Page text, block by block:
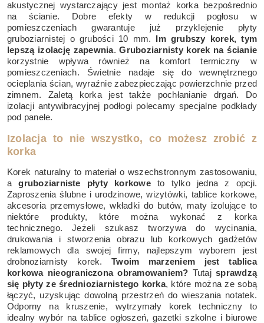
akustycznej wystarczający jest montaż korka bezpośrednio
na ścianie. Dobre efekty w redukcji pogłosu w
pomieszczeniach gwarantuje już przyklejenie płyty
gruboziarnistej o grubości 10 mm.
Im grubszy korek, tym
lepszą izolację zapewnia.Gruboziarnisty korek na ścianie
korzystnie wpływa również na komfort termiczny w
pomieszczeniach. Świetnie nadaje się do wewnętrznego
ocieplania ścian, wyraźnie zabezpieczając powierzchnie przed
zimnem. Zaletą korka jest także pochłanianie drgań. Do
izolacji antywibracyjnej podłogi polecamy specjalne podkłady
pod panele.
Izolacja to nie wszystko, co możesz zrobić z
korka
Korek naturalny to materiał o wszechstronnym zastosowaniu,
agruboziarniste płyty korkoweto tylko jedna z opcji.
Zaproszenia ślubne i urodzinowe, wizytówki, tablice korkowe,
akcesoria przemysłowe, wkładki do butów, maty izolujące to
niektóre produkty, które można wykonać z korka
technicznego. Jeżeli szukasz tworzywa do wycinania,
drukowania i stworzenia obrazu lub korkowych gadżetów
reklamowych dla swojej firmy, najlepszym wyborem jest
drobnoziarnisty korek.Twoim marzeniem jest tablica
korkowa nieograniczona obramowaniem? Tutajsprawdzą
się płyty ze średnioziarnistego korka, które można ze sobą
łączyć, uzyskując dowolną przestrzeń do wieszania notatek.
Odporny na kruszenie, wytrzymały korek techniczny to
idealny wybór na tablice ogłoszeń, gazetki szkolne i biurowe